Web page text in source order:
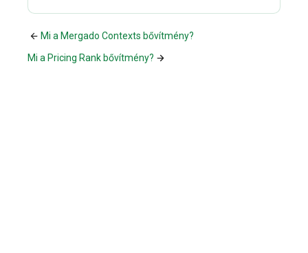
Mi a Mergado Contexts bővítmény?
Mi a Pricing Rank bővítmény?